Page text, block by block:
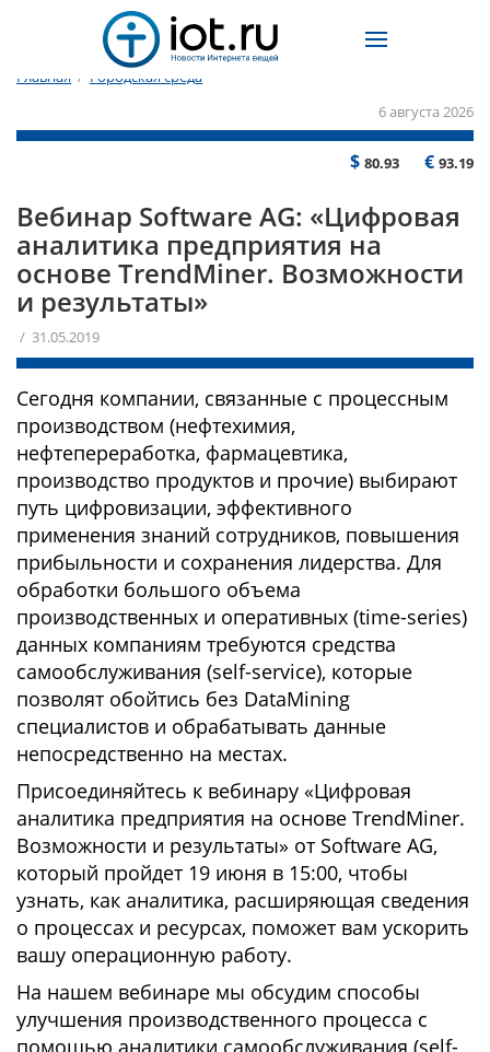
Главная / Городская среда
6 августа 2026
$ 80.93 € 93.19
Вебинар Software AG: «Цифровая
аналитика предприятия на
основе TrendMiner. Возможности
и результаты»
/ 31.05.2019
Сегодня компании, связанные с процессным
производством (нефтехимия,
нефтепереработка, фармацевтика,
производство продуктов и прочие) выбирают
путь цифровизации, эффективного
применения знаний сотрудников, повышения
прибыльности и сохранения лидерства. Для
обработки большого объема
производственных и оперативных (time-series)
данных компаниям требуются средства
самообслуживания (self-service), которые
позволят обойтись без DataMining
специалистов и обрабатывать данные
непосредственно на местах.
Присоединяйтесь к вебинару «Цифровая
аналитика предприятия на основе TrendMiner.
Возможности и результаты» от Software AG,
который пройдет 19 июня в 15:00, чтобы
узнать, как аналитика, расширяющая сведения
о процессах и ресурсах, поможет вам ускорить
вашу операционную работу.
На нашем вебинаре мы обсудим способы
улучшения производственного процесса с
помощью аналитики самообслуживания (self-